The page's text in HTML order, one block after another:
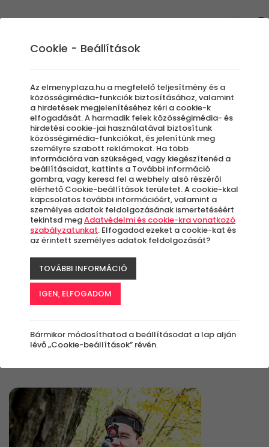
Ajándék ötletek gyereknapra
Ha éppen gyereknapra keresel ajándékokat,
akkor az Élménypláza oldalán bőven lesz
miből válogatnod! Nem mindig egyszerű
örömöt szerezni a fiatalabb generációnak,
ezért oldalunkon elképesztően sokféle kupont
szedtünk össze, hogy picit könnyebb dolgod
legyen megtalálni a megfelelő
élményajándékot.
Szűrők beállítása
Élmények
Cookie - Beállítások
Az elmenyplaza.hu a megfelelő teljesítmény és a
közösségimédia-funkciók biztosításához, valamint
a hirdetések megjelenítéséhez kéri a cookie-k
elfogadását. A harmadik felek közösségimédia- és
hirdetési cookie-jai használatával biztosítunk
közösségimédia-funkciókat, és jelenítünk meg
személyre szabott reklámokat. Ha több
információra van szükséged, vagy kiegészítenéd a
beállításaidat, kattints a További információ
gombra, vagy keresd fel a webhely alsó részéről
elérhető Cookie-beállítások területet. A cookie-kkal
kapcsolatos további információért, valamint a
személyes adatok feldolgozásának ismertetéséért
tekintsd megAdatvédelmi és cookie-kra vonatkozó
szabályzatunkat. Elfogadod ezeket a cookie-kat és
az érintett személyes adatok feldolgozását?
TOVÁBBI INFORMÁCIÓ
IGEN, ELFOGADOM
Bármikor módosíthatod a beállításodat a lap alján
lévő „Cookie-beállítások” révén.